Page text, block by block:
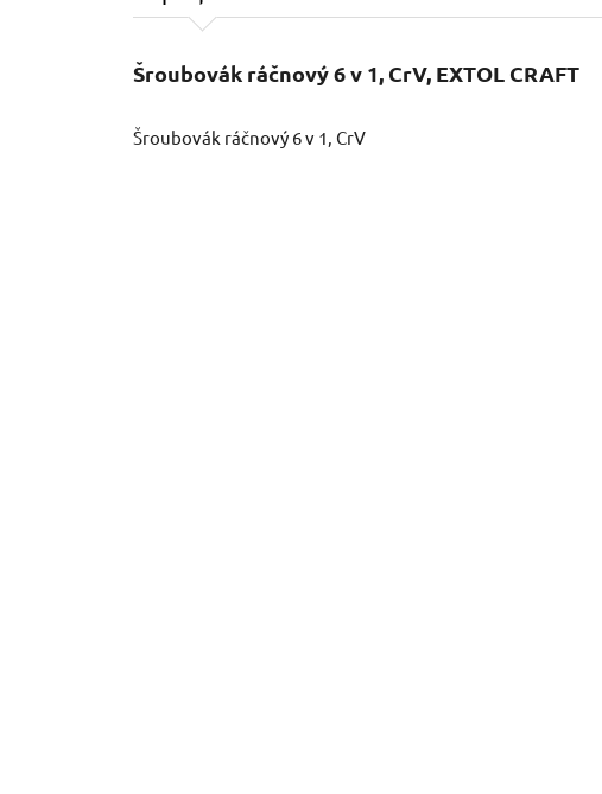
Šroubovák ráčnový 6 v 1, CrV, EXTOL CRAFT
Šroubovák ráčnový 6 v 1, CrV